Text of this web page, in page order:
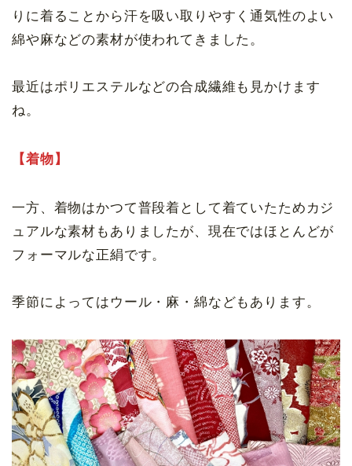
りに着ることから汗を吸い取りやすく通気性のよい
綿や麻などの素材が使われてきました。
最近はポリエステルなどの合成繊維も見かけます
ね。
【着物】
一方、着物はかつて普段着として着ていたためカジ
ュアルな素材もありましたが、現在ではほとんどが
フォーマルな正絹です。
季節によってはウール・麻・綿などもあります。